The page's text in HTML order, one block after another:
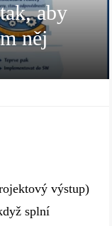
aby
něj
výstup)
splní